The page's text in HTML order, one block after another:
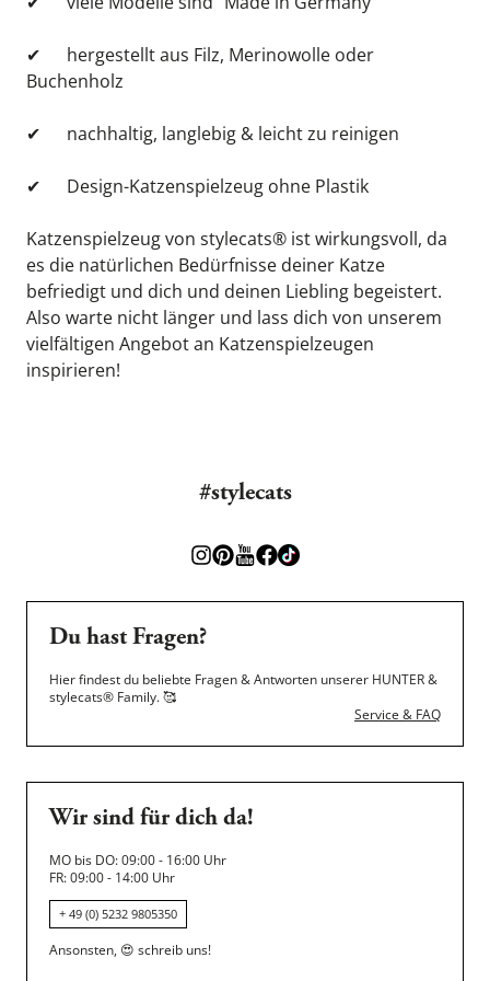
✔
hergestellt aus Filz, Merinowolle oder
Buchenholz
✔ nachhaltig, langlebig & leicht zu reinigen
✔ Design-Katzenspielzeug ohne Plastik
Katzenspielzeug von stylecats® ist wirkungsvoll, da
es die natürlichen Bedürfnisse deiner Katze
befriedigt und dich und deinen Liebling begeistert.
Also warte nicht länger und lass dich von unserem
vielfältigen Angebot an Katzenspielzeugen
inspirieren!
#stylecats
Du hast Fragen?
Hier findest du beliebte Fragen & Antworten unserer HUNTER &
stylecats® Family.🥰
Service & FAQ
Wir sind für dich da!
MO bis DO: 09:00 - 16:00 Uhr
FR: 09:00 - 14:00 Uhr
+ 49 (0) 5232 9805350
Ansonsten, 😍 schreib uns!